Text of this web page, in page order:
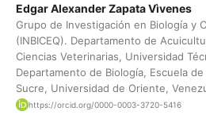
Edgar Alexander Zapata Vìvenes
Grupo de Investigación en Biología y
(INBICEQ). Departamento de
Ciencias Veterinarias, Universidad
Departamento de Biología, Escuela
Sucre, Universidad de Oriente,
https://orcid.org/0000-0003-3720-5416